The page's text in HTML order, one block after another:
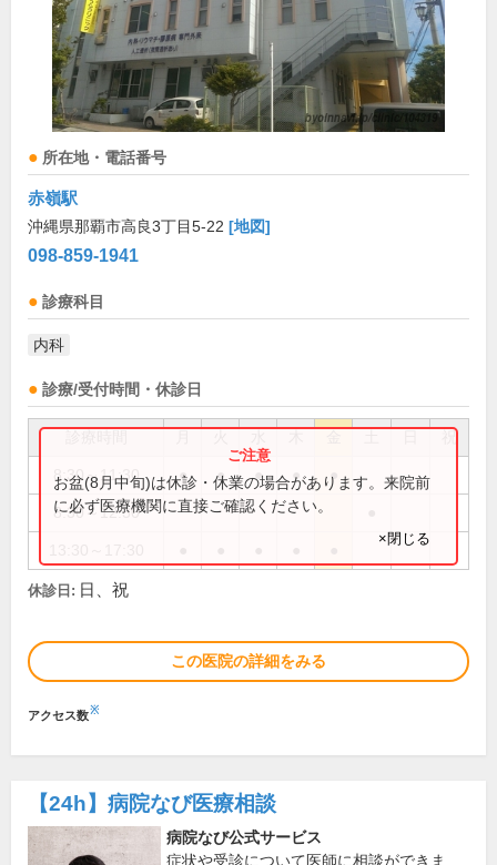
所在地・電話番号
赤嶺駅
沖縄県那覇市高良3丁目5-22 [地図]
098-859-1941
診療科目
内科
診療/受付時間・休診日
祝
8:30～11:30 ● ● ● ● ●
8:30～12:30
お盆(8月中旬)は休診・休業の場合があります。来院前
に必ず医療機関に直接ご確認ください。
×閉じる
休診日: 日、祝
この医院の詳細をみる
アクセス数※
【24h】 病院なび医療相談
病院なび公式サービス
症状や受診について医師に相談ができま